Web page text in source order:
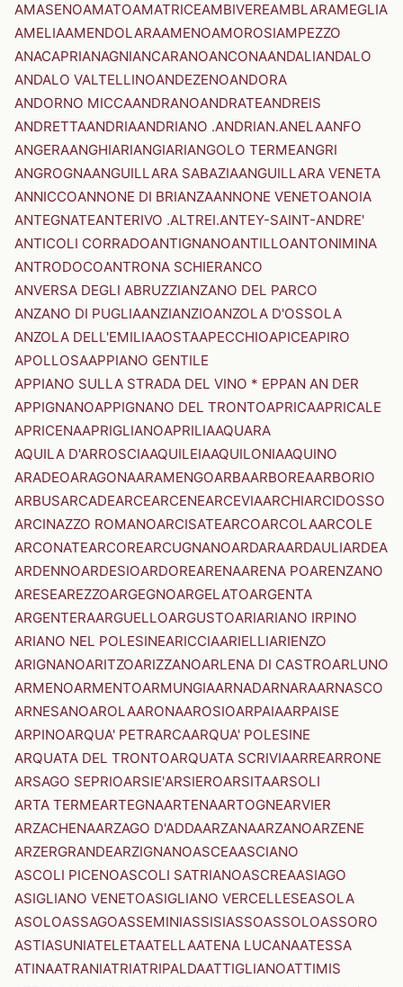
AMASENOAMATOAMATRICEAMBIVEREAMBLARAMEGLIA
AMELIAAMENDOLARAAMENOAMOROSIAMPEZZO
ANACAPRIANAGNIANCARANOANCONAANDALIANDALO
ANDALO VALTELLINOANDEZENOANDORA
ANDORNO MICCAANDRANOANDRATEANDREIS
ANDRETTAANDRIAANDRIANO .ANDRIAN.ANELAANFO
ANGERAANGHIARIANGIARIANGOLO TERMEANGRI
ANGROGNAANGUILLARA SABAZIAANGUILLARA VENETA
ANNICCOANNONE DI BRIANZAANNONE VENETOANOIA
ANTEGNATEANTERIVO .ALTREI.ANTEY-SAINT-ANDRE'
ANTICOLI CORRADOANTIGNANOANTILLOANTONIMINA
ANTRODOCOANTRONA SCHIERANCO
ANVERSA DEGLI ABRUZZIANZANO DEL PARCO
ANZANO DI PUGLIAANZIANZIOANZOLA D'OSSOLA
ANZOLA DELL'EMILIAAOSTAAPECCHIOAPICEAPIRO
APOLLOSAAPPIANO GENTILE
APPIANO SULLA STRADA DEL VINO * EPPAN AN DER
APPIGNANOAPPIGNANO DEL TRONTOAPRICAAPRICALE
APRICENAAPRIGLIANOAPRILIAAQUARA
AQUILA D'ARROSCIAAQUILEIAAQUILONIAAQUINO
ARADEOARAGONAARAMENGOARBAARBOREAARBORIO
ARBUSARCADEARCEARCENEARCEVIAARCHIARCIDOSSO
ARCINAZZO ROMANOARCISATEARCOARCOLAARCOLE
ARCONATEARCOREARCUGNANOARDARAARDAULIARDEA
ARDENNOARDESIOARDOREARENAARENA POARENZANO
ARESEAREZZOARGEGNOARGELATOARGENTA
ARGENTERAARGUELLOARGUSTOARIARIANO IRPINO
ARIANO NEL POLESINEARICCIAARIELLIARIENZO
ARIGNANOARITZOARIZZANOARLENA DI CASTROARLUNO
ARMENOARMENTOARMUNGIAARNADARNARAARNASCO
ARNESANOAROLAARONAAROSIOARPAIAARPAISE
ARPINOARQUA' PETRARCAARQUA' POLESINE
ARQUATA DEL TRONTOARQUATA SCRIVIAARREARRONE
ARSAGO SEPRIOARSIE'ARSIEROARSITAARSOLI
ARTA TERMEARTEGNAARTENAARTOGNEARVIER
ARZACHENAARZAGO D'ADDAARZANAARZANOARZENE
ARZERGRANDEARZIGNANOASCEAASCIANO
ASCOLI PICENOASCOLI SATRIANOASCREAASIAGO
ASIGLIANO VENETOASIGLIANO VERCELLESEASOLA
ASOLOASSAGOASSEMINIASSISIASSOASSOLOASSORO
ASTIASUNIATELETAATELLAATENA LUCANAATESSA
ATINAATRANIATRIATRIPALDAATTIGLIANOATTIMIS